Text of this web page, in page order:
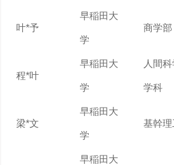
叶*予
早稲田大
学
商学部
程*叶
早稲田大
学
人間
学科
梁*文
早稲田大
学
基幹
早稲田大